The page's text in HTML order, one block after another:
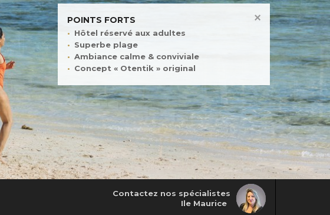
POINTS FORTS
Hôtel réservé aux adultes
Superbe plage
Ambiance calme & conviviale
Concept « Otentik » original
Contactez nos spécialistes
Ile Maurice